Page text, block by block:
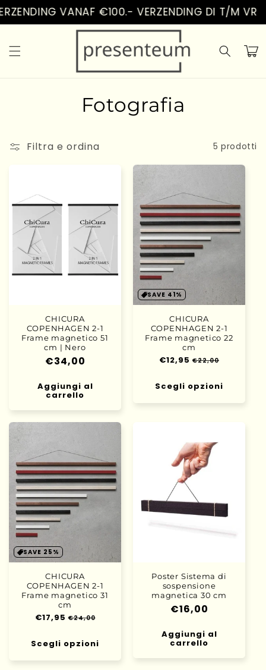
contenuti
VANAF €100.- VERZENDING DI T/M VR
C
l
e
z
i
o
e
:
Fotografia
Filtra e ordina 5 prodotti
CHICURA
COPENHAGEN 2-1
Frame magnetico 51
cm | Nero
Prezzo
listino
€34,00
Aggiungi al
carrello
SAVE 41%
CHICURA
COPENHAGEN 2-1
Frame magnetico 22
cm
Prezzo
listino
€12,95 Prezzo
€22,00
Scegli opzioni
SAVE 25%
CHICURA
COPENHAGEN 2-1
Frame magnetico 31
cm
Prezzo
listino
€17,95 Prezzo
€24,00
Scegli opzioni
Poster Sistema di
sospensione
magnetica 30 cm
Prezzo
listino
€16,00
Aggiungi al
carrello